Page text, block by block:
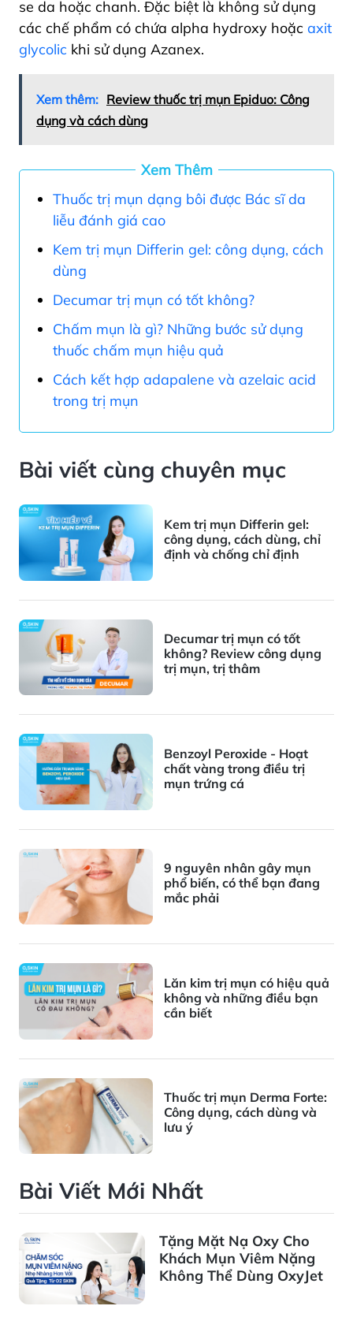
se da hoặc chanh. Đặc biệt là không sử dụng
các chế phẩm có chứa alpha hydroxy hoặc axit
glycolic khi sử dụng Azanex.
Xem thêm: Review thuốc trị mụn Epiduo: Công
dụng và cách dùng
Xem Thêm
Thuốc trị mụn dạng bôi được Bác sĩ da
liễu đánh giá cao
Kem trị mụn Differin gel: công dụng, cách
dùng
Decumar trị mụn có tốt không?
Chấm mụn là gì? Những bước sử dụng
thuốc chấm mụn hiệu quả
Cách kết hợp adapalene và azelaic acid
trong trị mụn
Bài viết cùng chuyên mục
Kem trị mụn Differin gel:
công dụng, cách dùng, chỉ
định và chống chỉ định
Decumar trị mụn có tốt
không? Review công dụng
trị mụn, trị thâm
Benzoyl Peroxide - Hoạt
chất vàng trong điều trị
mụn trứng cá
9 nguyên nhân gây mụn
phổ biến, có thể bạn đang
mắc phải
Lăn kim trị mụn có hiệu quả
không và những điều bạn
cần biết
Thuốc trị mụn Derma Forte:
Công dụng, cách dùng và
lưu ý
Bài Viết Mới Nhất
Tặng Mặt Nạ Oxy Cho
Khách Mụn Viêm Nặng
Không Thể Dùng OxyJet